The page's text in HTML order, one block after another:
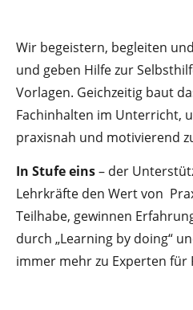
Wir begeistern, begleiten
und geben Hilfe zur
Vorlagen. Geichzeitig baut
Fachinhalten im Unterricht,
praxisnah und motivierend
In Stufe eins– der
Lehrkräfte den Wert von
Teilhabe, gewinnen
durch „Learning by doing“
immer mehr zu Experten für